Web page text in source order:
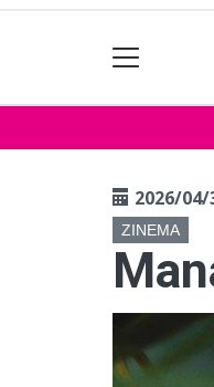
2026/04/
ZINEMA